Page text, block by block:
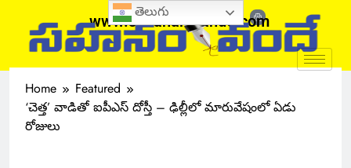
www.sahanamvande.com
Home
Featured
‘చెత్త’ వాడితో ఐపీఎస్ దోస్తీ – ఢిల్లీలో మారువేషంలో ఏడు
రోజులు
తెలుగు